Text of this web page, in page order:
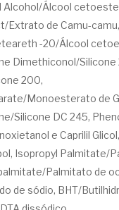
Alcohol/Álcool
Extrato de Camu-
-20/Álcool
Dimethiconol/Silicone
200,
Monoesterato de
Silicone DC 245,
e Caprilil Glicol,
Isopropyl Palmitate/
Palmitato de
de sódio, BHT/